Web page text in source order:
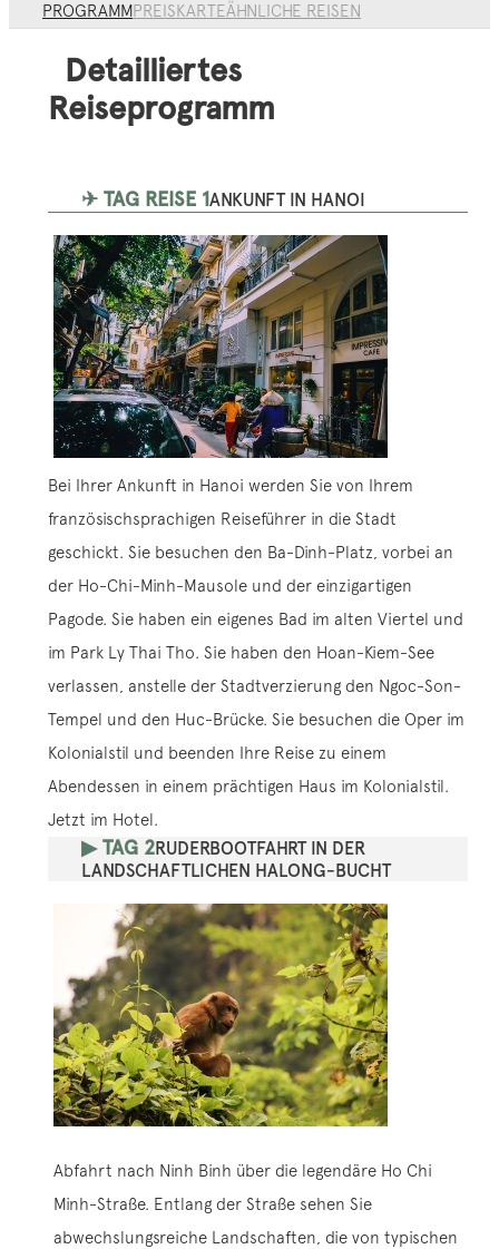
PROGRAMMPREISKARTEÄHNLICHE REISEN
Detailliertes
Reiseprogramm
✈ TAG REISE 1ANKUNFT IN HANOI
Bei Ihrer Ankunft in Hanoi werden Sie von Ihrem
französischsprachigen Reiseführer in die Stadt
geschickt. Sie besuchen den Ba-Dinh-Platz, vorbei an
der Ho-Chi-Minh-Mausole und der einzigartigen
Pagode. Sie haben ein eigenes Bad im alten Viertel und
im Park Ly Thai Tho. Sie haben den Hoan-Kiem-See
verlassen, anstelle der Stadtverzierung den Ngoc-Son-
Tempel und den Huc-Brücke. Sie besuchen die Oper im
Kolonialstil und beenden Ihre Reise zu einem
Abendessen in einem prächtigen Haus im Kolonialstil.
Jetzt im Hotel.
▶ TAG 2RUDERBOOTFAHRT IN DER
LANDSCHAFTLICHEN HALONG-BUCHT
Abfahrt nach Ninh Binh über die legendäre Ho Chi
Minh-Straße. Entlang der Straße sehen Sie
abwechslungsreiche Landschaften, die von typischen